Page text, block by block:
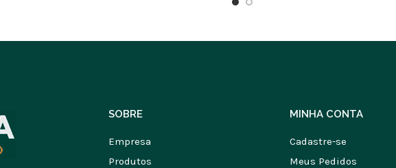
SOBRE
Empresa
Produtos
MINHA CONTA
Cadastre-se
Meus Pedidos